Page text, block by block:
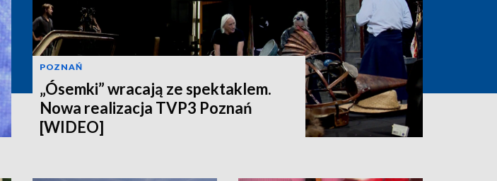
POZNAŃ
„Ósemki” wracają ze spektaklem.
Nowa realizacja TVP3 Poznań
[WIDEO]